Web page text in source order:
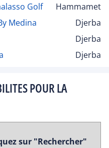
Golf
Hammamet
Medina
Djerba
Djerba
Djerba
POUR LA
sur "Rechercher"